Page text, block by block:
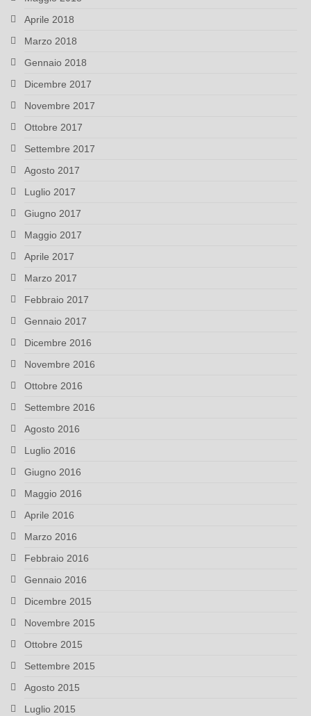
Aprile 2018
Marzo 2018
Gennaio 2018
Dicembre 2017
Novembre 2017
Ottobre 2017
Settembre 2017
Agosto 2017
Luglio 2017
Giugno 2017
Maggio 2017
Aprile 2017
Marzo 2017
Febbraio 2017
Gennaio 2017
Dicembre 2016
Novembre 2016
Ottobre 2016
Settembre 2016
Agosto 2016
Luglio 2016
Giugno 2016
Maggio 2016
Aprile 2016
Marzo 2016
Febbraio 2016
Gennaio 2016
Dicembre 2015
Novembre 2015
Ottobre 2015
Settembre 2015
Agosto 2015
Luglio 2015